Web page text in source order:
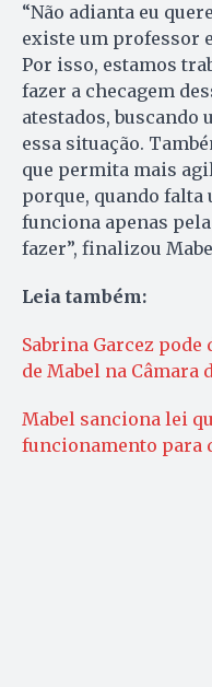
“Não adianta eu
existe um professor
Por isso, estamos
fazer a checagem
atestados, buscando
essa situação.
que permita mais
porque, quando falta
funciona apenas
fazer”, finalizou
Leia também:
Sabrina Garcez
de Mabel na Câmara
Mabel sanciona lei
funcionamento para